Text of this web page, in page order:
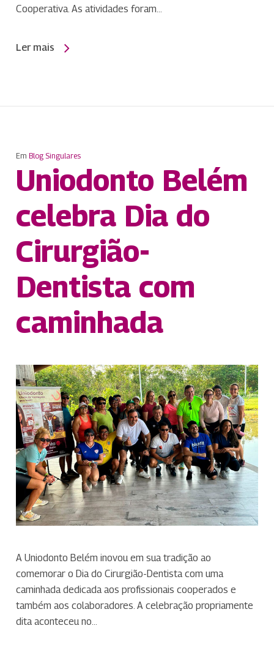
Cooperativa. As atividades foram…
Ler mais
Em Blog Singulares
Uniodonto Belém
celebra Dia do
Cirurgião-
Dentista com
caminhada
A Uniodonto Belém inovou em sua tradição ao
comemorar o Dia do Cirurgião-Dentista com uma
caminhada dedicada aos profissionais cooperados e
também aos colaboradores. A celebração propriamente
dita aconteceu no…